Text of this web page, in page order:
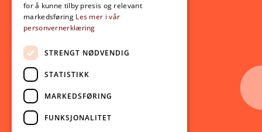
Aktuelt
Nyheter
Arrangementer
Nyhetsbrev
Ledige stillinger
Følg oss på sosiale medier:
Facebook
for å kunne tilby presis og relevant
markedsføring Les mer i vår
personvernerklæring
STRENGT NØDVENDIG
STATISTIKK
MARKEDSFØRING
FUNKSJONALITET